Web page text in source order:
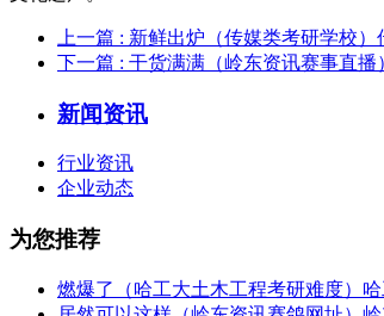
上一篇 : 新鲜出炉（传媒类考研学校
下一篇 : 干货满满（岭东资讯赛事直
新闻资讯
行业资讯
企业动态
为您推荐
燃爆了（哈工大土木工程考研难度）